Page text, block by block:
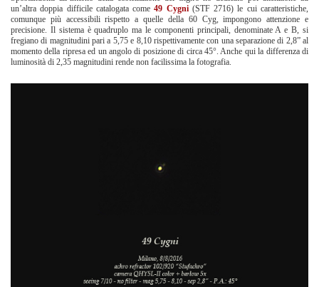
un’altra doppia difficile catalogata come 49 Cygni (STF 2716) le cui caratteristiche,
comunque più accessibili rispetto a quelle della 60 Cyg, impongono attenzione e
precisione. Il sistema è quadruplo ma le componenti principali, denominate A e B, si
fregiano di magnitudini pari a 5,75 e 8,10 rispettivamente con una separazione di 2,8” al
momento della ripresa ed un angolo di posizione di circa 45°. Anche qui la differenza di
luminosità di 2,35 magnitudini rende non facilissima la fotografia.